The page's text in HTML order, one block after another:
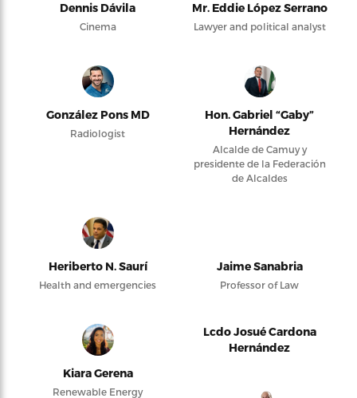
Dennis Dávila
Cinema
Mr. Eddie López Serrano
Lawyer and political analyst
González Pons MD
Radiologist
Hon. Gabriel “Gaby”
Hernández
Alcalde de Camuy y
presidente de la Federación
de Alcaldes
Heriberto N. Saurí
Health and emergencies
Jaime Sanabria
Professor of Law
Kiara Gerena
Renewable Energy
Lcdo Josué Cardona
Hernández